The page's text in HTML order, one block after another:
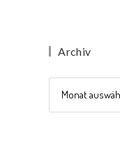
Archiv